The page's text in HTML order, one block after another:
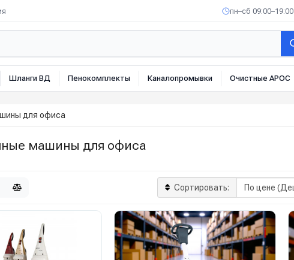
пн–сб 09:00–19:00
Шланги ВД Пенокомплекты Каналопромывки Очистные АРОС
для офиса
машины для офиса
Сортировать: